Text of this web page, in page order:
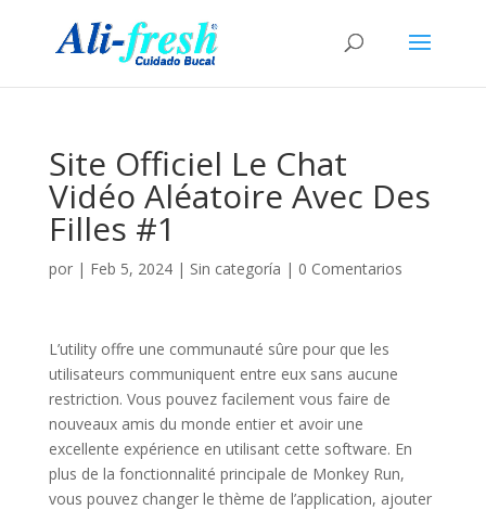
Site Officiel Le Chat
Vidéo Aléatoire Avec Des
Filles #1
por | Feb 5, 2024| Sin categoría | 0 Comentarios
L’utility offre une communauté sûre pour que les
utilisateurs communiquent entre eux sans aucune
restriction. Vous pouvez facilement vous faire de
nouveaux amis du monde entier et avoir une
excellente expérience en utilisant cette software. En
plus de la fonctionnalité principale de Monkey Run,
vous pouvez changer le thème de l’application, ajouter